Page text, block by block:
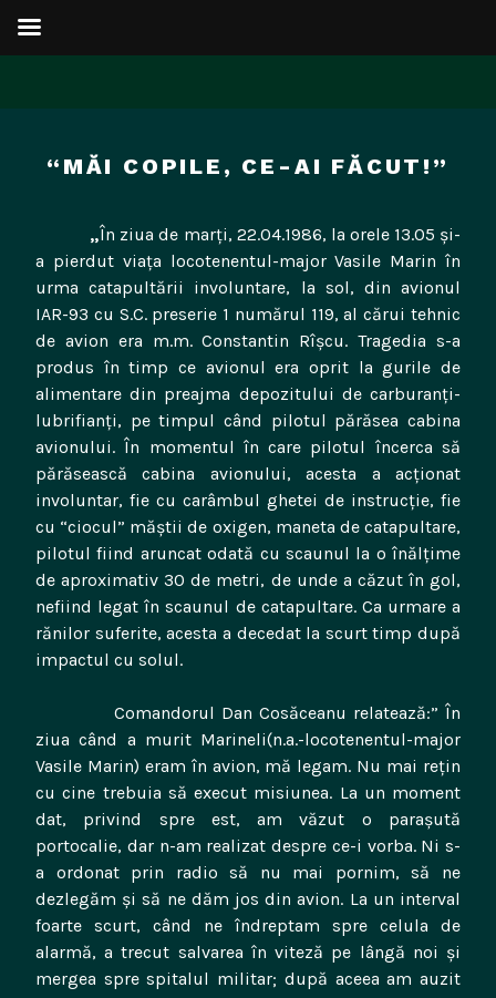
conținut“MĂI COPILE, CE-AI FĂCUT!”
„În ziua de marţi, 22.04.1986, la orele 13.05 şi-
a pierdut viaţa locotenentul-major Vasile Marin în
urma catapultării involuntare, la sol, din avionul
IAR-93 cu S.C. preserie 1 numărul 119, al cărui tehnic
de avion era m.m. Constantin Rîşcu. Tragedia s-a
produs în timp ce avionul era oprit la gurile de
alimentare din preajma depozitului de carburanţi-
lubrifianţi, pe timpul când pilotul părăsea cabina
avionului. În momentul în care pilotul încerca să
părăsească cabina avionului, acesta a acţionat
involuntar, fie cu carâmbul ghetei de instrucţie, fie
cu “ciocul” măştii de oxigen, maneta de catapultare,
pilotul fiind aruncat odată cu scaunul la o înălţime
de aproximativ 30 de metri, de unde a căzut în gol,
nefiind legat în scaunul de catapultare. Ca urmare a
rănilor suferite, acesta a decedat la scurt timp după
impactul cu solul.
Comandorul Dan Cosăceanu relatează:” În
ziua când a murit Marineli(n.a.-locotenentul-major
Vasile Marin) eram în avion, mă legam. Nu mai reţin
cu cine trebuia să execut misiunea. La un moment
dat, privind spre est, am văzut o paraşută
portocalie, dar n-am realizat despre ce-i vorba. Ni s-
a ordonat prin radio să nu mai pornim, să ne
dezlegăm şi să ne dăm jos din avion. La un interval
foarte scurt, când ne îndreptam spre celula de
alarmă, a trecut salvarea în viteză pe lângă noi şi
mergea spre spitalul militar; după aceea am auzit